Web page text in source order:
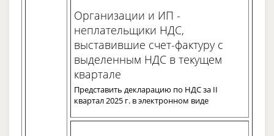
Организации и ИП -
неплательщики НДС,
выставившие счет-фактуру с
выделенным НДС в текущем
квартале
Представить декларацию по НДС за II
квартал 2025 г. в электронном виде